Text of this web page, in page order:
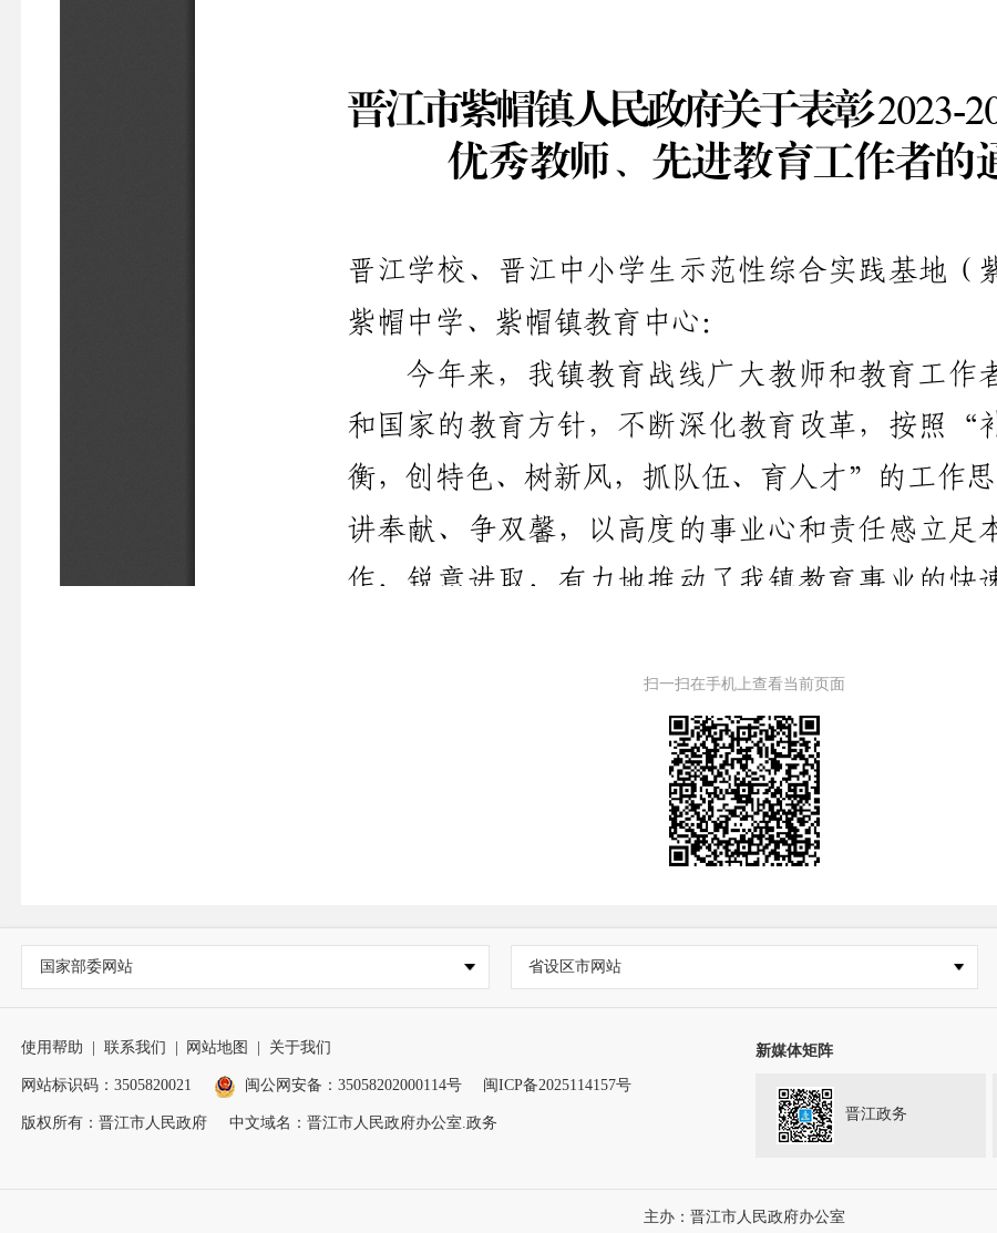
扫一扫在手机上查看当前页面
国家部委网站 省设区市网站
使用帮助 联系我们 网站地图 关于我们
网站标识码：3505820021 闽公网安备：35058202000114号 闽ICP备2025114157号
版权所有：晋江市人民政府 中文域名：晋江市人民政府办公室.政务
新媒体矩阵
晋江政务
主办：晋江市人民政府办公室